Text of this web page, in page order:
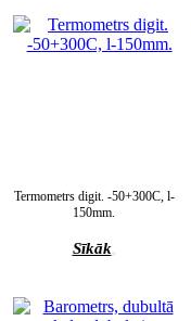
Termometrs digit. -50+300C, l-
150mm.
Sīkāk